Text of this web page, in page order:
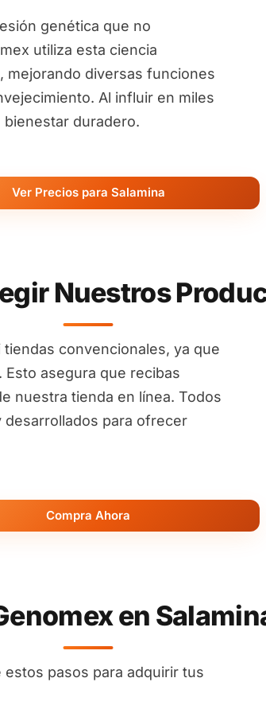
genética que no
utiliza esta ciencia
mejorando diversas funciones
Al influir en miles
duradero.
Ver Precios para Salamina
Nuestros
convencionales, ya que
asegura que recibas
nuestra tienda en línea. Todos
para ofrecer
Compra Ahora
en
pasos para adquirir tus